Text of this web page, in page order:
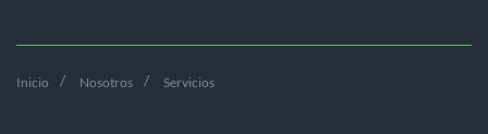
Inicio Nosotros Servicios